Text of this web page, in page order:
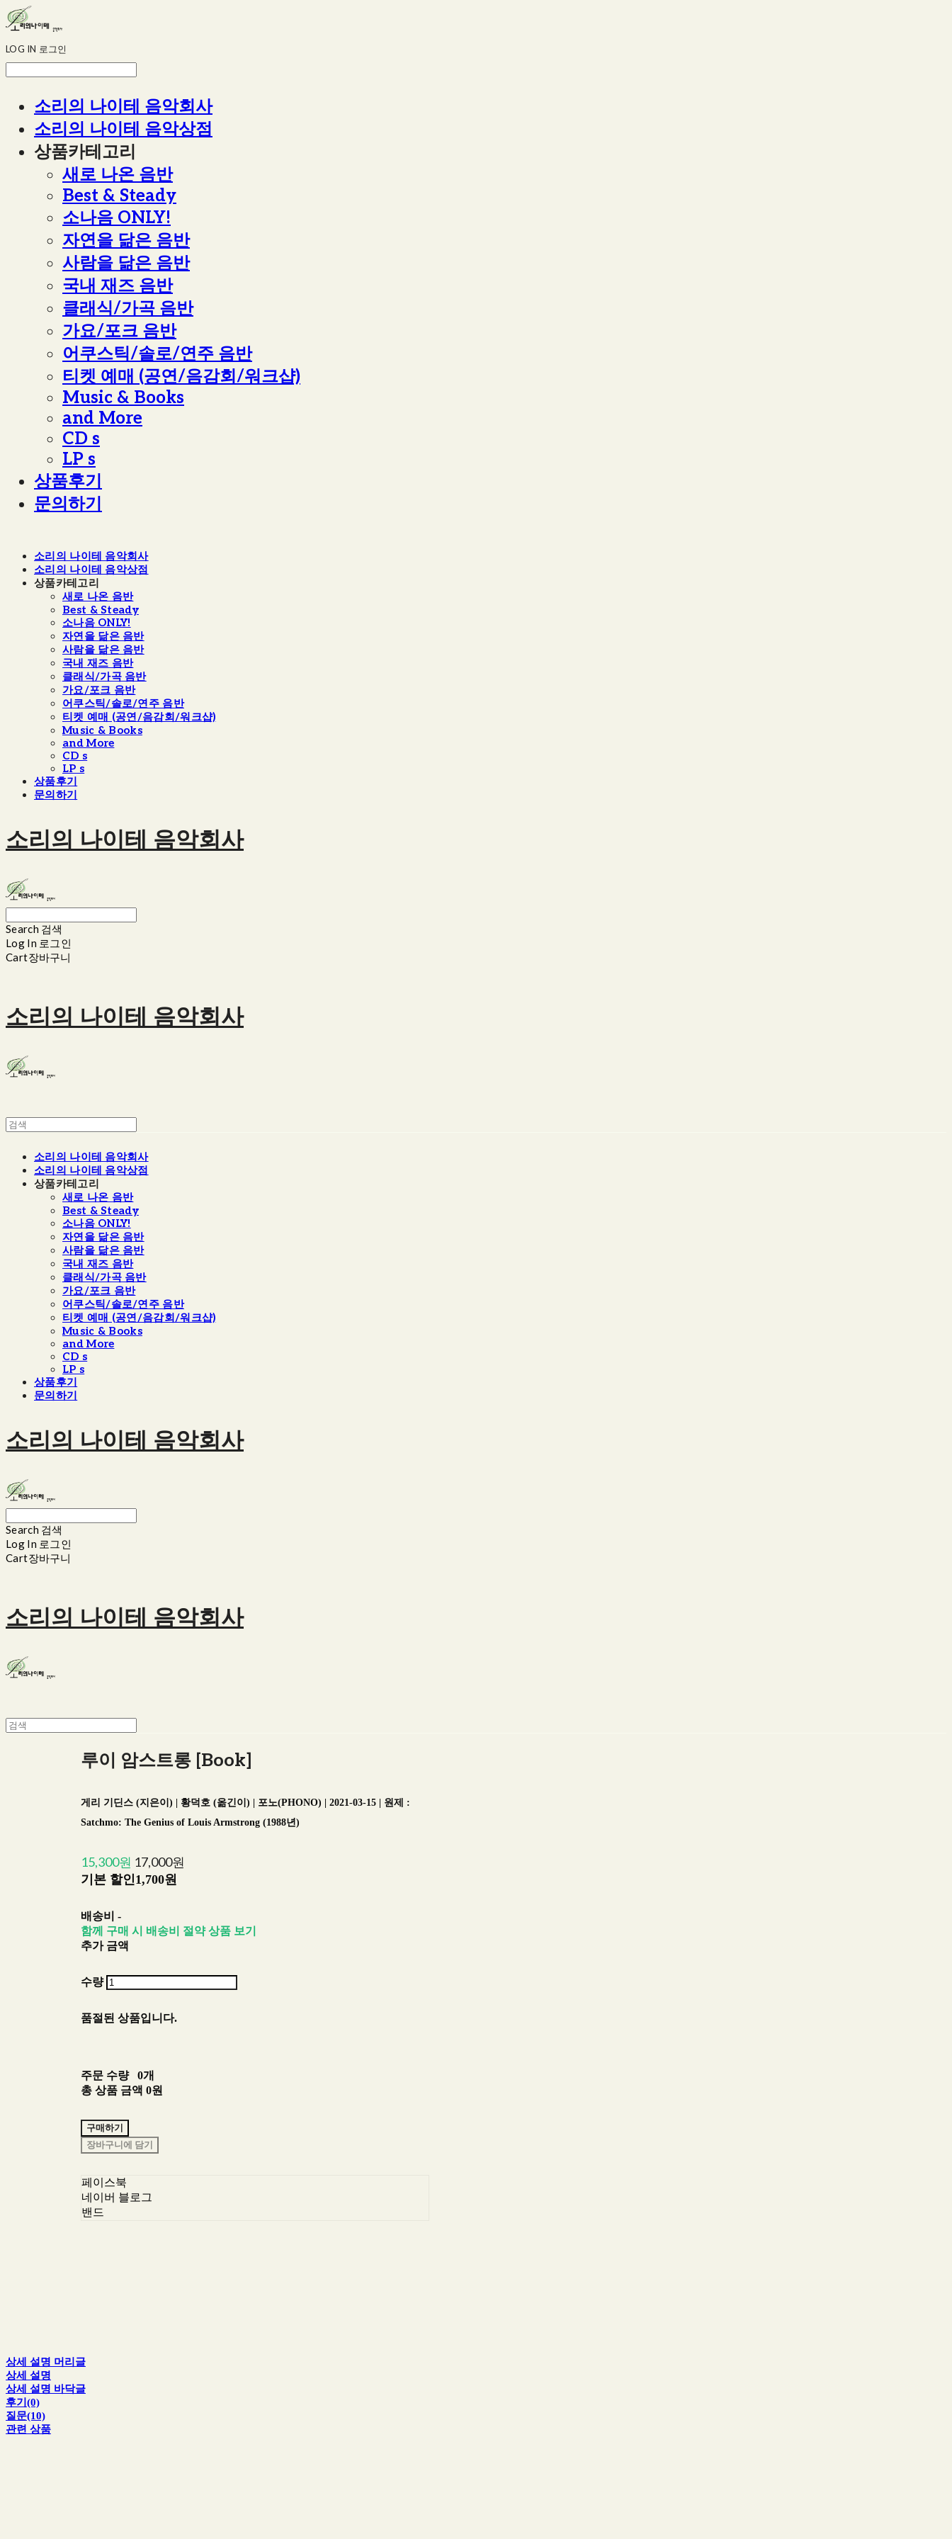
LOG IN 로그인
소리의 나이테 음악회사
소리의 나이테 음악상점
상품카테고리
새로 나온 음반
Best & Steady
소나음 ONLY!
자연을 닮은 음반
사람을 닮은 음반
국내 재즈 음반
클래식/가곡 음반
가요/포크 음반
어쿠스틱/솔로/연주 음반
티켓 예매 (공연/음감회/워크샵)
Music & Books
and More
CD s
LP s
상품후기
문의하기
소리의 나이테 음악회사
소리의 나이테 음악상점
상품카테고리
새로 나온 음반
Best & Steady
소나음 ONLY!
자연을 닮은 음반
사람을 닮은 음반
국내 재즈 음반
클래식/가곡 음반
가요/포크 음반
어쿠스틱/솔로/연주 음반
티켓 예매 (공연/음감회/워크샵)
Music & Books
and More
CD s
LP s
상품후기
문의하기
소리의 나이테 음악회사
Search 검색
Log In 로그인
Cart장바구니
소리의 나이테 음악회사
소리의 나이테 음악회사
소리의 나이테 음악상점
상품카테고리
새로 나온 음반
Best & Steady
소나음 ONLY!
자연을 닮은 음반
사람을 닮은 음반
국내 재즈 음반
클래식/가곡 음반
가요/포크 음반
어쿠스틱/솔로/연주 음반
티켓 예매 (공연/음감회/워크샵)
Music & Books
and More
CD s
LP s
상품후기
문의하기
소리의 나이테 음악회사
Search 검색
Log In 로그인
Cart장바구니
소리의 나이테 음악회사
루이 암스트롱 [Book]
게리 기딘스 (지은이) | 황덕호 (옮긴이) | 포노(PHONO) | 2021-03-15 | 원제 :
Satchmo: The Genius of Louis Armstrong (1988년)
15,300원 17,000원
기본 할인1,700원
배송비-
함께 구매 시 배송비 절약 상품 보기
추가 금액
수량
품절된 상품입니다.
주문 수량
0개
총 상품 금액 0원
구매하기
장바구니에 담기
페이스북
네이버 블로그
밴드
상세 설명 머리글
상세 설명
상세 설명 바닥글
후기(0)
질문(10)
관련 상품